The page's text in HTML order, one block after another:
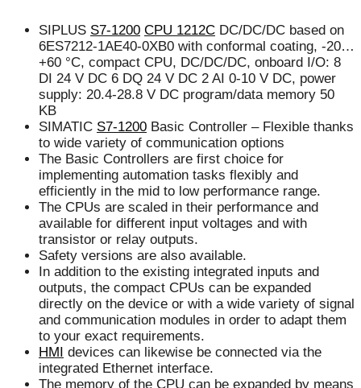
SIPLUS S7-1200 CPU 1212C DC/DC/DC based on
6ES7212-1AE40-0XB0 with conformal coating, -20…
+60 °C, compact CPU, DC/DC/DC, onboard I/O: 8
DI 24 V DC 6 DQ 24 V DC 2 AI 0-10 V DC, power
supply: 20.4-28.8 V DC program/data memory 50
KB
SIMATIC S7-1200 Basic Controller – Flexible thanks
to wide variety of communication options
The Basic Controllers are first choice for
implementing automation tasks flexibly and
efficiently in the mid to low performance range.
The CPUs are scaled in their performance and
available for different input voltages and with
transistor or relay outputs.
Safety versions are also available.
In addition to the existing integrated inputs and
outputs, the compact CPUs can be expanded
directly on the device or with a wide variety of signal
and communication modules in order to adapt them
to your exact requirements.
HMI devices can likewise be connected via the
integrated Ethernet interface.
The memory of the CPU can be expanded by means